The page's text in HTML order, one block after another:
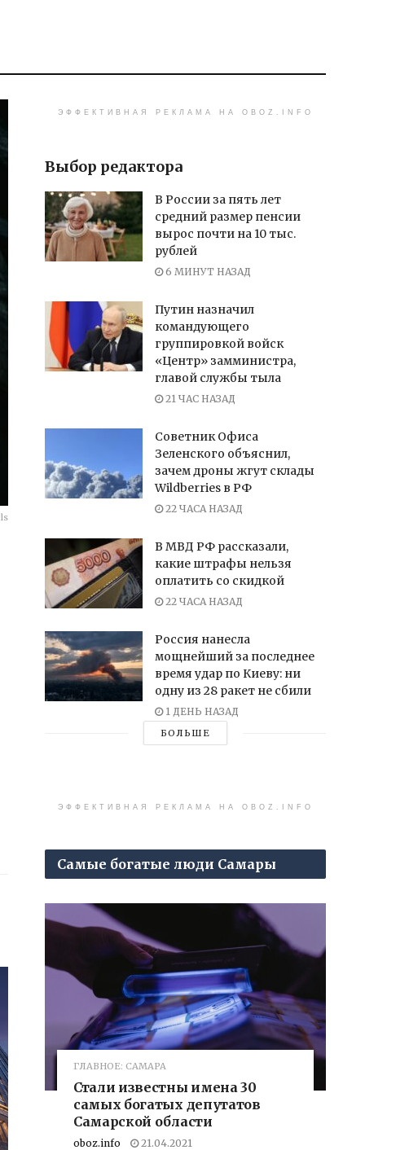
ЭФФЕКТИВНАЯ РЕКЛАМА НА OBOZ.INFO
Выбор редактора
В России за пять лет
средний размер пенсии
вырос почти на 10 тыс.
рублей
6 МИНУТ НАЗАД
Путин назначил
командующего
группировкой войск
«Центр» замминистра,
главой службы тыла
21 ЧАС НАЗАД
Советник Офиса
Зеленского объяснил,
зачем дроны жгут склады
Wildberries в РФ
22 ЧАСА НАЗАД
В МВД РФ рассказали,
какие штрафы нельзя
оплатить со скидкой
22 ЧАСА НАЗАД
Россия нанесла
мощнейший за последнее
время удар по Киеву: ни
одну из 28 ракет не сбили
1 ДЕНЬ НАЗАД
БОЛЬШЕ
ЭФФЕКТИВНАЯ РЕКЛАМА НА OBOZ.INFO
Самые богатые люди Самары
ГЛАВНОЕ: САМАРА
Стали известны имена 30
самых богатых депутатов
Самарской области
oboz.info 21.04.2021